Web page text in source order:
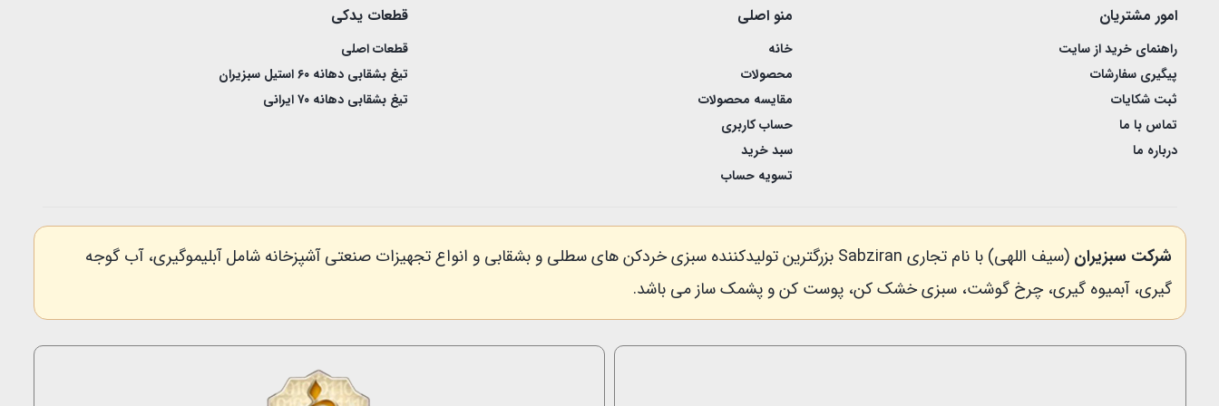
امور مشتریان
راهنمای خرید از سایت
پیگیری سفارشات
ثبت شکایات
تماس با ما
درباره ما
منو اصلی
خانه
محصولات
مقایسه محصولات
حساب کاربری
سبد خرید
تسویه حساب
قطعات یدکی
قطعات اصلی
تیغ بشقابی دهانه ۶۰ استیل سبزیران
تیغ بشقابی دهانه ۷۰ ایرانی
شرکت سبزیران
(سیف اللهی) با نام تجاری Sabziran بزرگترین تولیدکننده سبزی خردکن های سطلی و بشقابی و انواع تجهیزات صنعتی آشپزخانه شامل آبلیموگیری، آب گوجه
گیری، آبمیوه گیری، چرخ گوشت، سبزی خشک کن، پوست کن و پشمک ساز می باشد.